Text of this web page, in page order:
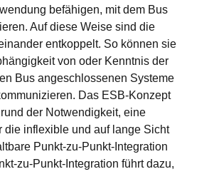
befähigen, mit dem Bus
Auf diese Weise sind die
entkoppelt. So können sie
von oder Kenntnis der
Bus angeschlossenen Systeme
Das ESB-Konzept
der Notwendigkeit, eine
die inflexible und auf lange Sicht
Punkt-zu-Punkt-Integration
zu-Punkt-Integration führt dazu,